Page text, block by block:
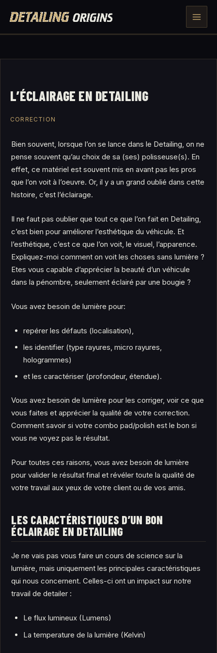
L’ÉCLAIRAGE EN DETAILING
CORRECTION
Bien souvent, lorsque l’on se lance dans le Detailing, on ne
pense souvent qu’au choix de sa (ses) polisseuse(s). En
effet, ce matériel est souvent mis en avant pas les pros
que l’on voit à l’oeuvre. Or, il y a un grand oublié dans cette
histoire, c’est l’éclairage.
Il ne faut pas oublier que tout ce que l’on fait en Detailing,
c’est bien pour améliorer l’esthétique du véhicule. Et
l’esthétique, c’est ce que l’on voit, le visuel, l’apparence.
Expliquez-moi comment on voit les choses sans lumière ?
Etes vous capable d’apprécier la beauté d’un véhicule
dans la pénombre, seulement éclairé par une bougie ?
Vous avez besoin de lumière pour:
repérer les défauts (localisation),
les identifier (type rayures, micro rayures,
hologrammes)
et les caractériser (profondeur, étendue).
Vous avez besoin de lumière pour les corriger, voir ce que
vous faites et apprécier la qualité de votre correction.
Comment savoir si votre combo pad/polish est le bon si
vous ne voyez pas le résultat.
Pour toutes ces raisons, vous avez besoin de lumière
pour valider le résultat final et révéler toute la qualité de
votre travail aux yeux de votre client ou de vos amis.
LES CARACTÉRISTIQUES D’UN BON
ÉCLAIRAGE EN DETAILING
Je ne vais pas vous faire un cours de science sur la
lumière, mais uniquement les principales caractéristiques
qui nous concernent. Celles-ci ont un impact sur notre
travail de detailer :
Le flux lumineux (Lumens)
La temperature de la lumière (Kelvin)